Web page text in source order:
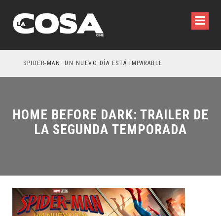
SPIDER-MAN: UN NUEVO DÍA ESTÁ IMPARABLE
HOME BEFORE DARK: TRAILER DE
LA SEGUNDA TEMPORADA